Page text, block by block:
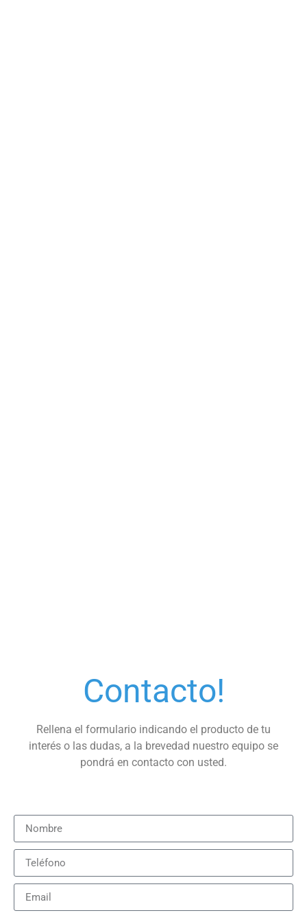
Contacto!
Rellena el formulario indicando el producto de tu
interés o las dudas, a la brevedad nuestro equipo se
pondrá en contacto con usted.